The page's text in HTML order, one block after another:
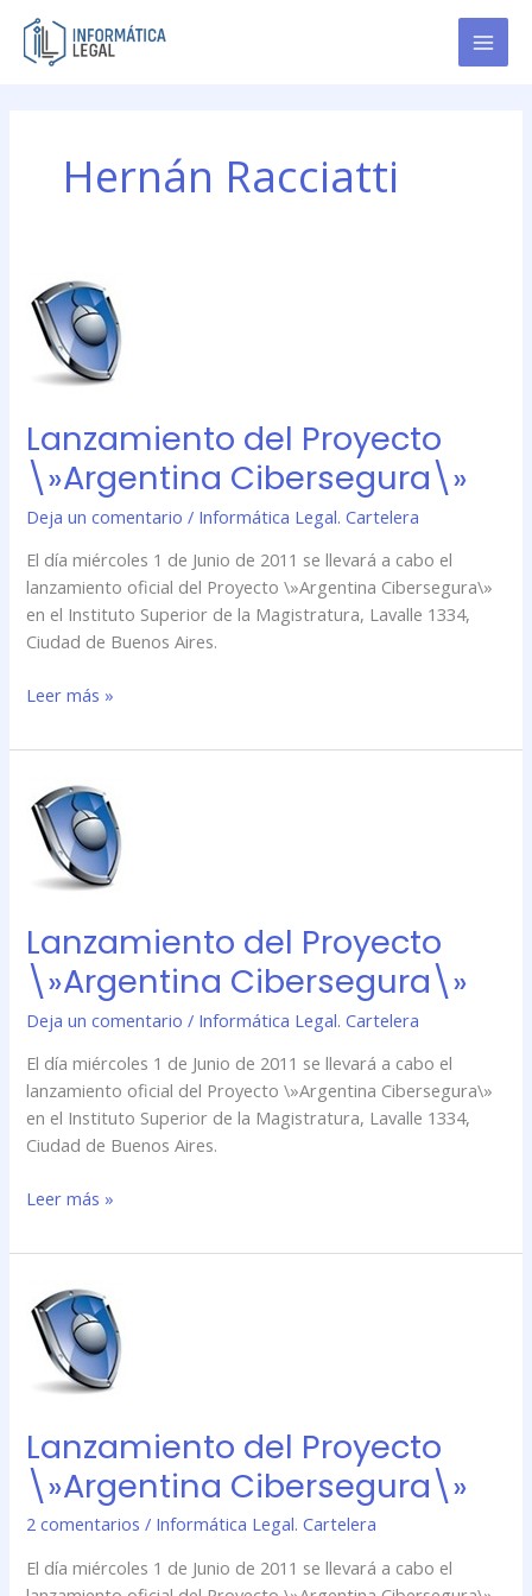
contenido
Hernán Racciatti
Lanzamiento del Proyecto
\»Argentina Cibersegura\»
Deja un comentario / Informática Legal. Cartelera
El día miércoles 1 de Junio de 2011 se llevará a cabo el
lanzamiento oficial del Proyecto \»Argentina Cibersegura\»
en el Instituto Superior de la Magistratura, Lavalle 1334,
Ciudad de Buenos Aires.
Lanzamiento
del
Proyecto
\»Argentina
Cibersegura\»
Leer más »
Lanzamiento del Proyecto
\»Argentina Cibersegura\»
Deja un comentario / Informática Legal. Cartelera
El día miércoles 1 de Junio de 2011 se llevará a cabo el
lanzamiento oficial del Proyecto \»Argentina Cibersegura\»
en el Instituto Superior de la Magistratura, Lavalle 1334,
Ciudad de Buenos Aires.
Lanzamiento
del
Proyecto
\»Argentina
Cibersegura\»
Leer más »
Lanzamiento del Proyecto
\»Argentina Cibersegura\»
2 comentarios / Informática Legal. Cartelera
El día miércoles 1 de Junio de 2011 se llevará a cabo el
Lanzamiento
del
Proyecto
\»Argentina
Cibersegura\»